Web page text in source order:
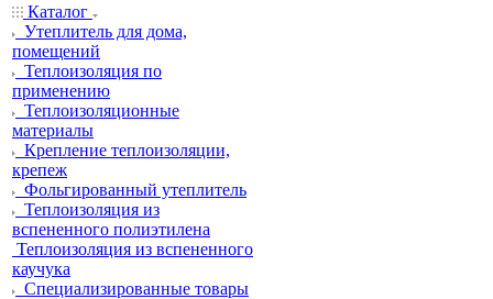
Каталог
Утеплитель для дома,
помещений
Теплоизоляция по
применению
Теплоизоляционные
материалы
Крепление теплоизоляции,
крепеж
Фольгированный утеплитель
Теплоизоляция из
вспененного полиэтилена
Теплоизоляция из вспененного
каучука
Специализированные товары